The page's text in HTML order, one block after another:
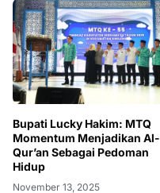
Bupati Lucky Hakim: MTQ
Momentum Menjadikan Al-
Qur’an Sebagai Pedoman
Hidup
November 13, 2025